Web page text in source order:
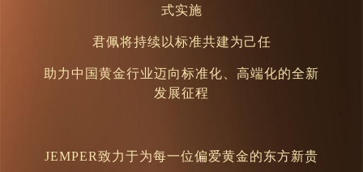
式实施
君佩将持续以标准共建为己任
助力中国黄金行业迈向标准化、高端化的全新
发展征程
JEMPER致力于为每一位偏爱黄金的东方新贵